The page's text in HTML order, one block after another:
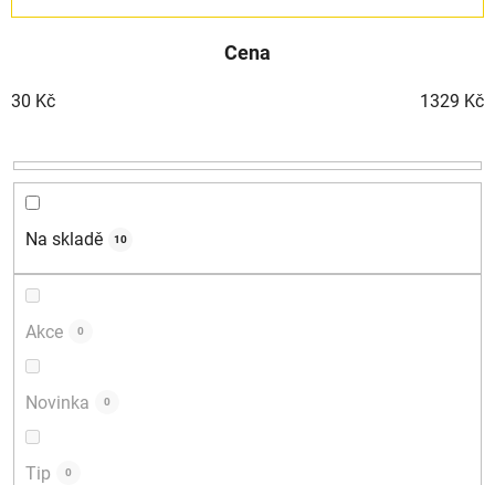
n
í
r
Cena
30 Kč 1329 Kč
Na skladě 10
Akce 0
Novinka 0
Tip 0